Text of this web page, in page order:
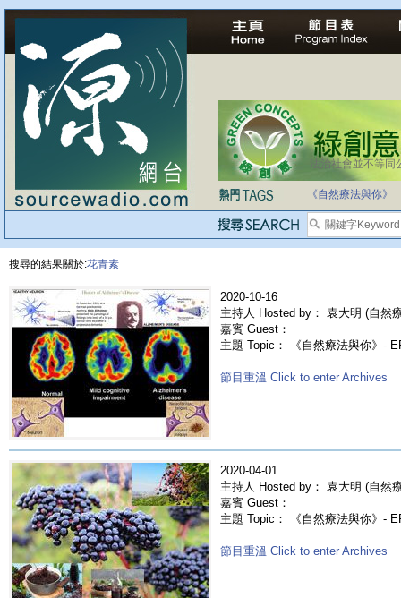
法治社會並不等同
自家教育合法化-
《自然療法與你》
搜尋的結果關於:花青素
2020-10-16
主持人 Hosted by： 袁大明 (自然
嘉賓 Guest：
主題 Topic： 《自然療法與你》-
節目重溫 Click to enter Archives
2020-04-01
主持人 Hosted by： 袁大明 (自然
嘉賓 Guest：
主題 Topic： 《自然療法與你》-
節目重溫 Click to enter Archives